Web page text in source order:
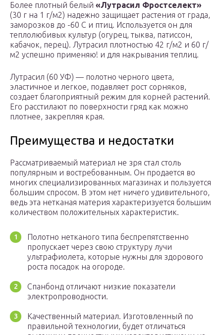
Более плотный белый «Лутрасил Фростселект»
(30 г на 1 г/м2) надежно защищает растения от града,
заморозков до -60 С и птиц. Используется он для
теплолюбивых культур (огурец, тыква, патиссон,
кабачок, перец). Лутрасил плотностью 42 г/м2 и 60 г/
м2 успешно применяю! и для накрывания теплиц.
Лутрасил (60 УФ) — полотно черного цвета,
эластичное и легкое, подавляет рост сорняков,
создает благоприятный режим для корней растений.
Его расстилают по поверхности гряд как можно
плотнее, закрепляя края.
Преимущества и недостатки
Рассматриваемый материал не зря стал столь
популярным и востребованным. Он продается во
многих специализированных магазинах и пользуется
большим спросом. В этом нет ничего удивительного,
ведь эта нетканая материя характеризуется большим
количеством положительных характеристик.
Полотно нетканого типа беспрепятственно
пропускает через свою структуру лучи
ультрафиолета, которые нужны для здорового
роста посадок на огороде.
Спанбонд отличают низкие показатели
электропроводности.
Качественный материал. Изготовленный по
правильной технологии, будет отличаться